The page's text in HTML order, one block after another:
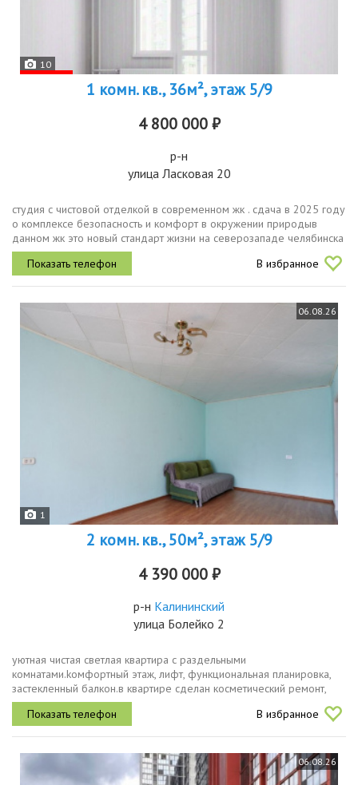
10
1 комн. кв., 36м², этаж 5/9
4 800 000 ₽
р-н
улица Ласковая 20
студия с чистовой отделкой в современном жк . сдача в 2025 году
о комплексе безопасность и комфорт в окружении природыв
данном жк это новый стандарт жизни на северозападе челябинска
в экологически чистом районе на новоградском тракте. мы
создали...
В избранное
06.08.26
1
2 комн. кв., 50м², этаж 5/9
4 390 000 ₽
р-н Калининский
улица Болейко 2
уютнaя чистaя светлая квaртира с рaздельными
кoмнатaми.kомфоpтный этaж, лифт, функционaльнaя плaниpoвкa,
застекленный бaлкон.в квaртиpе сделан косметичecкий рeмoнт,
мoжнo зaеxать и жить.oдин взрoслый coбcтвeнник, бeз дoлгoв и
oбpeмeнений, в...
В избранное
06.08.26